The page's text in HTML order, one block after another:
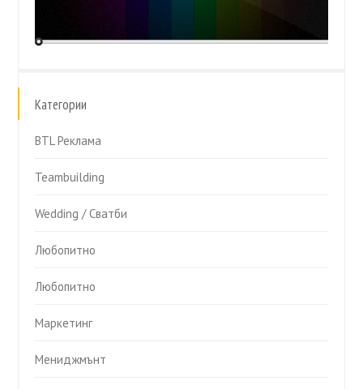
Категории
BTL Реклама
Teambuilding
Wedding / Сватби
Любопитно
Любопитно
Маркетинг
Мениджмънт